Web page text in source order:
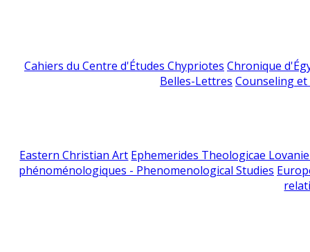
Cahiers du Centre d'Études Chypriotes Chronique
Belles-Lettres Counseling
Eastern Christian Art Ephemerides Theologicae
phénoménologiques - Phenomenological Studies